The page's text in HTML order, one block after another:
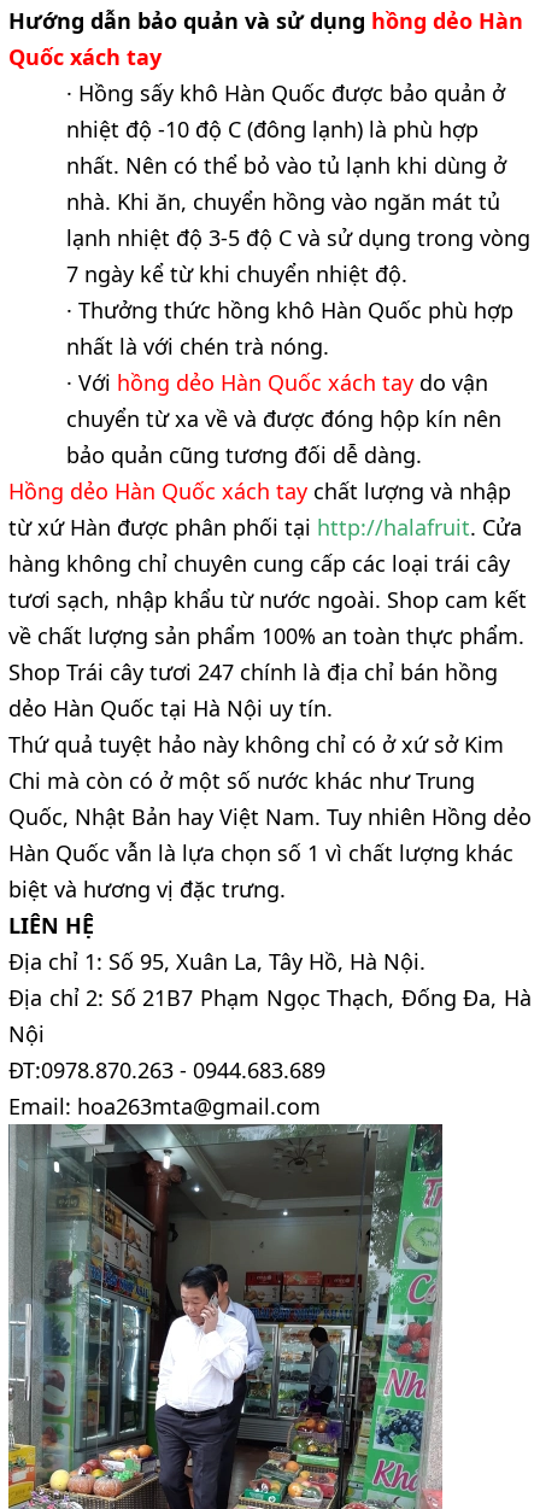
Hướng dẫn bảo quản và sử dụng hồng dẻo Hàn
Quốc xách tay
· Hồng sấy khô Hàn Quốc được bảo quản ở
nhiệt độ -10 độ C (đông lạnh) là phù hợp
nhất. Nên có thể bỏ vào tủ lạnh khi dùng ở
nhà. Khi ăn, chuyển hồng vào ngăn mát tủ
lạnh nhiệt độ 3-5 độ C và sử dụng trong vòng
7 ngày kể từ khi chuyển nhiệt độ.
· Thưởng thức hồng khô Hàn Quốc phù hợp
nhất là với chén trà nóng.
· Với hồng dẻo Hàn Quốc xách tay do vận
chuyển từ xa về và được đóng hộp kín nên
bảo quản cũng tương đối dễ dàng.
Hồng dẻo Hàn Quốc xách tay chất lượng và nhập
từ xứ Hàn được phân phối tại http://halafruit. Cửa
hàng không chỉ chuyên cung cấp các loại trái cây
tươi sạch, nhập khẩu từ nước ngoài. Shop cam kết
về chất lượng sản phẩm 100% an toàn thực phẩm.
Shop Trái cây tươi 247 chính là địa chỉ bán hồng
dẻo Hàn Quốc tại Hà Nội uy tín.
Thứ quả tuyệt hảo này không chỉ có ở xứ sở Kim
Chi mà còn có ở một số nước khác như Trung
Quốc, Nhật Bản hay Việt Nam. Tuy nhiên Hồng dẻo
Hàn Quốc vẫn là lựa chọn số 1 vì chất lượng khác
biệt và hương vị đặc trưng.
LIÊN HỆ
Địa chỉ 1: Số 95, Xuân La, Tây Hồ, Hà Nội.
Địa chỉ 2: Số 21B7 Phạm Ngọc Thạch, Đống Đa, Hà
Nội
ĐT:0978.870.263 - 0944.683.689
Email: hoa263mta@gmail.com